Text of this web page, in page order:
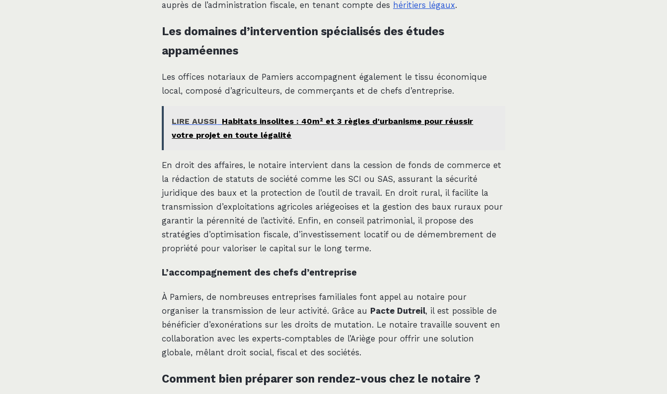
auprès de l’administration fiscale, en tenant compte des héritiers légaux.
Les domaines d’intervention spécialisés des études
appaméennes
Les offices notariaux de Pamiers accompagnent également le tissu économique
local, composé d’agriculteurs, de commerçants et de chefs d’entreprise.
LIRE AUSSI
Habitats insolites : 40m² et 3 règles d'urbanisme pour réussir
votre projet en toute légalité
En droit des affaires, le notaire intervient dans la cession de fonds de commerce et
la rédaction de statuts de société comme les SCI ou SAS, assurant la sécurité
juridique des baux et la protection de l’outil de travail. En droit rural, il facilite la
transmission d’exploitations agricoles ariégeoises et la gestion des baux ruraux pour
garantir la pérennité de l’activité. Enfin, en conseil patrimonial, il propose des
stratégies d’optimisation fiscale, d’investissement locatif ou de démembrement de
propriété pour valoriser le capital sur le long terme.
L’accompagnement des chefs d’entreprise
À Pamiers, de nombreuses entreprises familiales font appel au notaire pour
organiser la transmission de leur activité. Grâce au Pacte Dutreil, il est possible de
bénéficier d’exonérations sur les droits de mutation. Le notaire travaille souvent en
collaboration avec les experts-comptables de l’Ariège pour offrir une solution
globale, mêlant droit social, fiscal et des sociétés.
Comment bien préparer son rendez-vous chez le notaire ?